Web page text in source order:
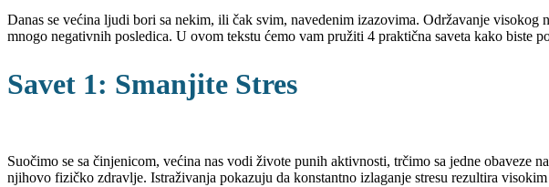
Danas se većina ljudi bori sa nekim, ili čak svim, navedenim izazovima. Održavanje
mnogo negativnih posledica. U ovom tekstu ćemo vam pružiti 4 praktična saveta kako biste
Savet 1: Smanjite Stres
Suočimo se sa činjenicom, većina nas vodi živote punih aktivnosti, trčimo sa jedne obaveze
njihovo fizičko zdravlje. Istraživanja pokazuju da konstantno izlaganje stresu rezultira